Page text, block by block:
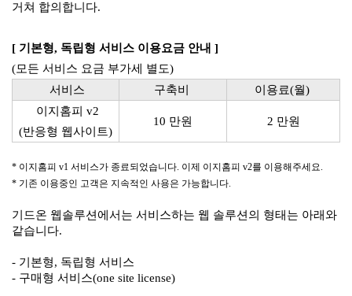
거쳐 합의합니다.
[ 기본형, 독립형 서비스 이용요금 안내 ]
(모든 서비스 요금 부가세 별도)
서비스
구축비
이용료(월)
이지홈피 v2
(반응형 웹사이트)
10 만원 2 만원
* 이지홈피 v1 서비스가 종료되었습니다. 이제 이지홈피 v2를 이용해주세요.
* 기존 이용중인 고객은 지속적인 사용은 가능합니다.
기드온 웹솔루션에서는 서비스하는 웹 솔루션의 형태는 아래와
같습니다.
- 기본형, 독립형 서비스
- 구매형 서비스(one site license)